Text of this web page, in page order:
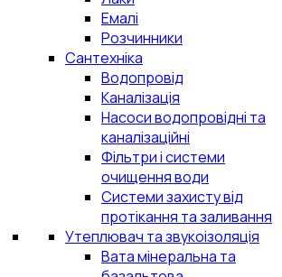
Емалі
Розчинники
Сантехніка
Водопровід
Каналізація
Насоси водопровідні та
каналізаційні
Фільтри і системи
очищення води
Системи захисту від
протікання та заливання
Утеплювач та звукоізоляція
Вата мінеральна та